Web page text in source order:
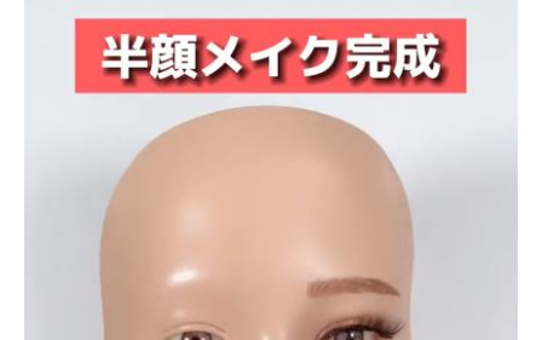
ビジネスと働き方のヒント
AI活用のいまが分かる
企業ITのトレンドを詳説
経営リーダーのコミュニティ